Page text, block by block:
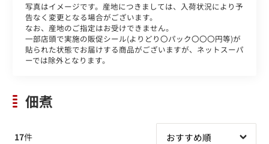
写真はイメージです。産地につきましては、入荷状況により予
告なく変更となる場合がございます。
なお、産地のご指定はお受けできません。
一部店頭で実施の販促シール(よりどり〇パック〇〇〇円等)が
貼られた状態でお届けする商品がございますが、ネットスーパ
ーでは除外となります。
佃煮
17件